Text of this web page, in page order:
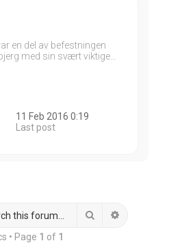
en del av befestningen
med sin svært viktige…
11 Feb 2016 0:19
Last post
Search
• Page 1 of 1